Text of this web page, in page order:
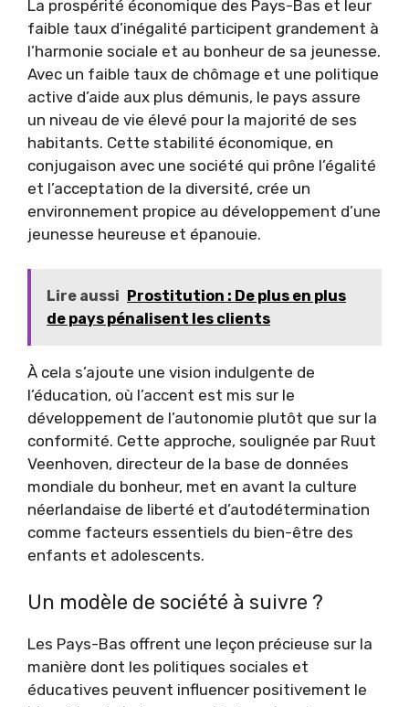
La prospérité économique des Pays-Bas et leur
faible taux d’inégalité participent grandement à
l’harmonie sociale et au bonheur de sa jeunesse.
Avec un faible taux de chômage et une politique
active d’aide aux plus démunis, le pays assure
un niveau de vie élevé pour la majorité de ses
habitants. Cette stabilité économique, en
conjugaison avec une société qui prône l’égalité
et l’acceptation de la diversité, crée un
environnement propice au développement d’une
jeunesse heureuse et épanouie.
Lire aussi Prostitution : De plus en plus
de pays pénalisent les clients
À cela s’ajoute une vision indulgente de
l’éducation, où l’accent est mis sur le
développement de l’autonomie plutôt que sur la
conformité. Cette approche, soulignée par Ruut
Veenhoven, directeur de la base de données
mondiale du bonheur, met en avant la culture
néerlandaise de liberté et d’autodétermination
comme facteurs essentiels du bien-être des
enfants et adolescents.
Un modèle de société à suivre ?
Les Pays-Bas offrent une leçon précieuse sur la
manière dont les politiques sociales et
éducatives peuvent influencer positivement le